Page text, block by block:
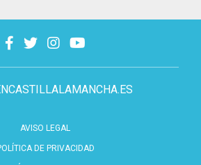
AVISO LEGAL
DE PRIVACIDAD